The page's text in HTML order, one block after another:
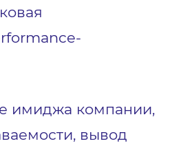
имиджа компании,
вывод